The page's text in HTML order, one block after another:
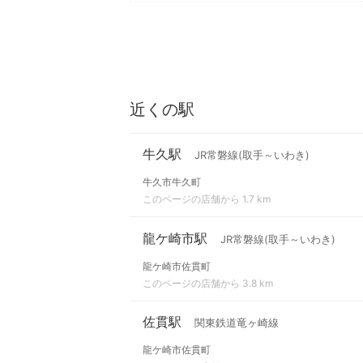
近くの駅
牛久駅 JR常磐線(取手～いわき)
牛久市牛久町
このページの店舗から 1.7 km
龍ケ崎市駅 JR常磐線(取手～いわき)
龍ケ崎市佐貫町
このページの店舗から 3.8 km
佐貫駅 関東鉄道竜ヶ崎線
龍ケ崎市佐貫町